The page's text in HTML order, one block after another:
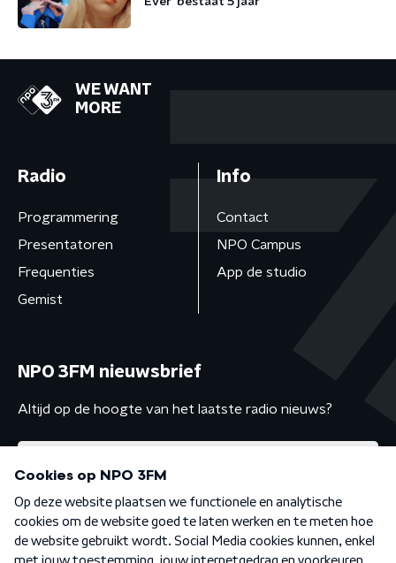
WE WANT
MORE
Radio
Programmering
Presentatoren
Frequenties
Gemist
Info
Contact
NPO Campus
App de studio
NPO 3FM nieuwsbrief
Altijd op de hoogte van het laatste radio nieuws?
Algemene voorwaarden Privacybeleid